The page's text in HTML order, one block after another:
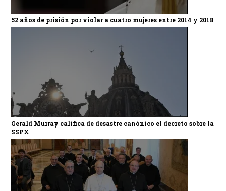
52 años de prisión por violar a cuatro mujeres entre 2014 y 2018
Gerald Murray califica de desastre canónico el decreto sobre la
SSPX